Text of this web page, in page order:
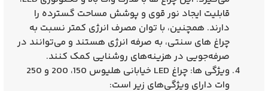
قابلیت ایجاد نور قوی و پوشش مساحت گسترده را
دارند. همچنین، با توان مصرف انرژی کمتر نسبت به
چراغ‌ های سنتی، به صرفه انرژی هستند و می‌توانند در
صرفه‌جویی در هزینه‌های روشنایی کمک کنند.
ویژگی‌ ها: چراغ LED خیابانی هلیوس 150، 200 و 250
وات دارای ویژگی‌های زیر است: